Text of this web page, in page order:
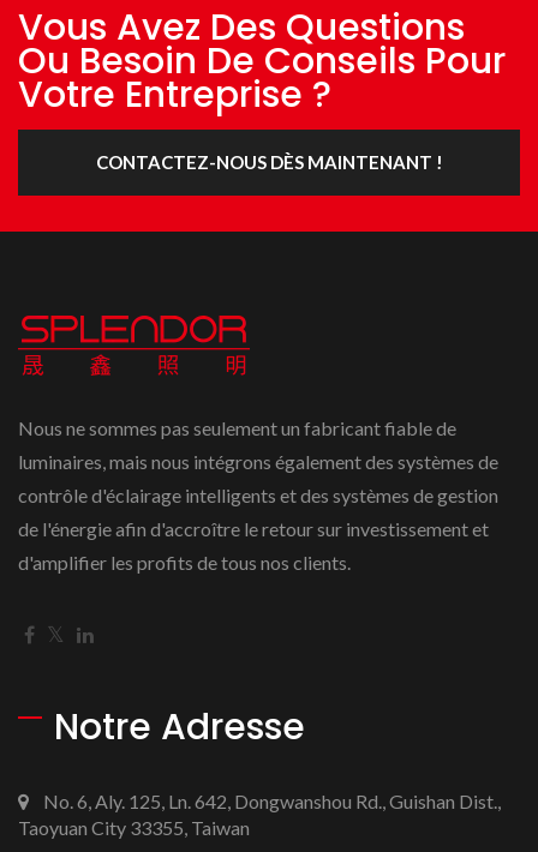
Vous Avez Des Questions
Ou Besoin De Conseils Pour
Votre Entreprise ?
CONTACTEZ-NOUS DÈS MAINTENANT !
Nous ne sommes pas seulement un fabricant fiable de
luminaires, mais nous intégrons également des systèmes de
contrôle d'éclairage intelligents et des systèmes de gestion
de l'énergie afin d'accroître le retour sur investissement et
d'amplifier les profits de tous nos clients.
Notre Adresse
No. 6, Aly. 125, Ln. 642, Dongwanshou Rd., Guishan Dist.,
Taoyuan City 33355, Taiwan